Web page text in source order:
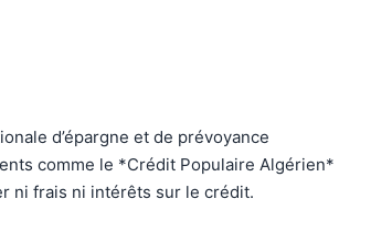
d’épargne et de prévoyance
comme le *Crédit Populaire Algérien*
ni frais ni intérêts sur le crédit.